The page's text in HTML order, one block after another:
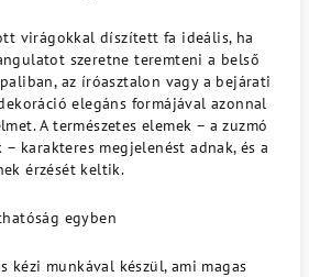
virágokkal díszített fa ideális, ha
szeretne teremteni a belső
az íróasztalon vagy a bejárati
elegáns formájával azonnal
A természetes elemek – a zuzmó
karakteres megjelenést adnak, és a
érzését keltik.
egyben
kézi munkával készül, ami magas